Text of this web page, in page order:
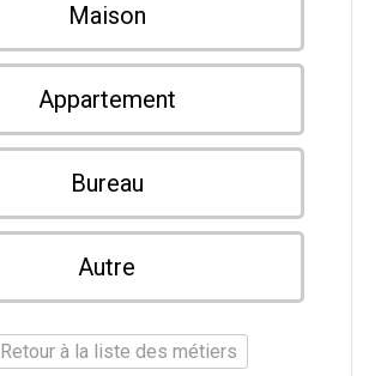
Maison
Appartement
Bureau
Autre
Retour à la liste des métiers